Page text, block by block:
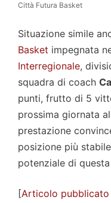
Città Futura Basket
Situazione simile
Basket impegnata
Interregionale,
squadra di coach
punti, frutto di 5
prossima giornata
prestazione
posizione più
potenziale di
[Articolo pubblicato